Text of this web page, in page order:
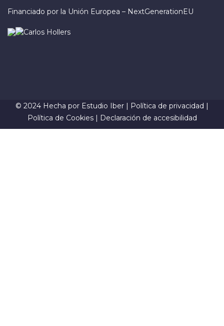
Financiado por la Unión Europea – NextGenerationEU
© 2024 Hecha por Estudio Iber | Política de privacidad |
Política de Cookies | Declaración de accesibilidad